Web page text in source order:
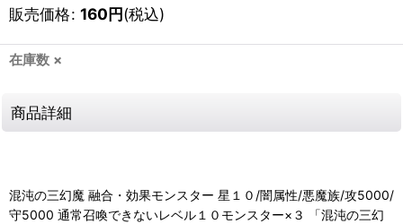
販売価格: 160円(税込)
在庫数 ×
商品詳細
混沌の三幻魔 融合・効果モンスター 星１０/闇属性/悪魔族/攻5000/
守5000 通常召喚できないレベル１０モンスター×３ 「混沌の三幻